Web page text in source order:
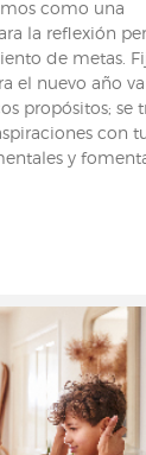
como una
la reflexión
de metas.
el nuevo año
propósitos; se
con
y